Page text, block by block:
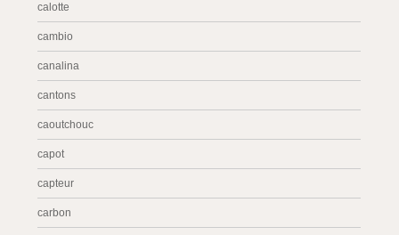
calotte
cambio
canalina
cantons
caoutchouc
capot
capteur
carbon